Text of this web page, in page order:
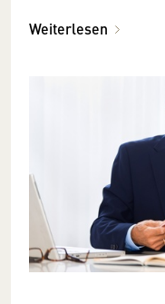
Weiterlesen